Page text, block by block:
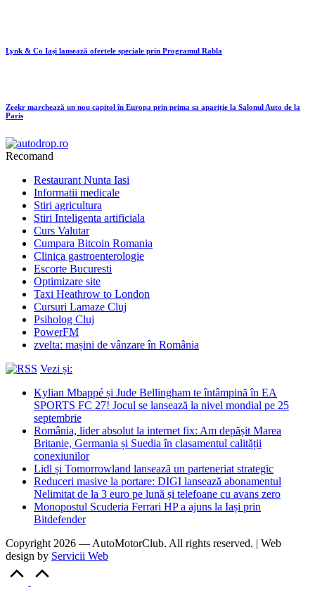
Lynk & Co Iași lansează ofertele speciale prin Programul Rabla
Zeekr marchează un nou capitol în Europa prin prima sa apariție la Salonul Auto de la
Paris
Recomand
Restaurant Nunta Iasi
Informatii medicale
Stiri agricultura
Stiri Inteligenta artificiala
Curs Valutar
Cumpara Bitcoin Romania
Clinica gastroenterologie
Escorte Bucuresti
Optimizare site
Taxi Heathrow to London
Cursuri Lamaze Cluj
Psiholog Cluj
PowerFM
zvelta: mașini de vânzare în România
Vezi și:
Kylian Mbappé și Jude Bellingham te întâmpină în EA
SPORTS FC 27! Jocul se lansează la nivel mondial pe 25
septembrie
România, lider absolut la internet fix: Am depășit Marea
Britanie, Germania și Suedia în clasamentul calității
conexiunilor
Lidl și Tomorrowland lansează un parteneriat strategic
Reduceri masive la portare: DIGI lansează abonamentul
Nelimitat de la 3 euro pe lună și telefoane cu avans zero
Monopostul Scuderia Ferrari HP a ajuns la Iași prin
Bitdefender
Copyright 2026 — AutoMotorClub. All rights reserved. | Web
design by Servicii Web